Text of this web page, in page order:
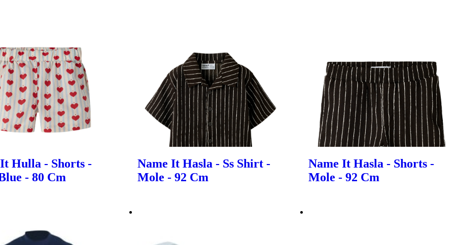
Hulla - Shorts -
- 80 Cm
Name It Hasla - Ss Shirt -
Mole - 92 Cm
Name It Hasla - Shorts -
Mole - 92 Cm